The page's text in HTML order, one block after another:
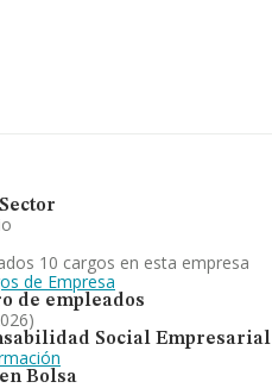
10 cargos en esta empresa
de Empresa
de empleados
Social Empresarial
Bolsa